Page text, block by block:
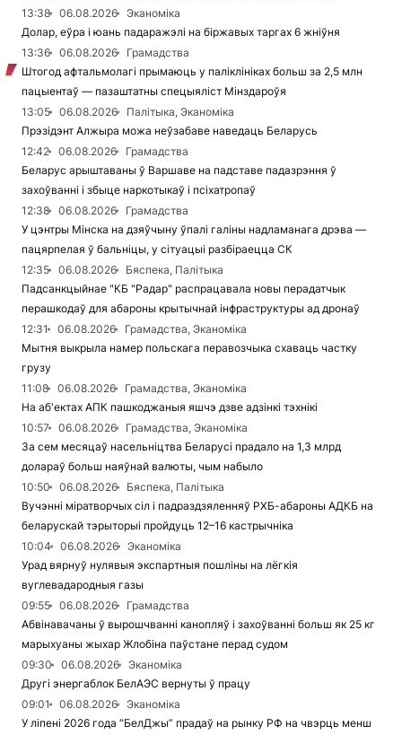
13:38
06.08.2026
Эканоміка
Долар, еўра і юань падаражэлі на біржавых таргах 6 жніўня
13:36
06.08.2026
Грамадства
Штогод афтальмолагі прымаюць у паліклініках больш за 2,5 млн
пацыентаў — пазаштатны спецыяліст Мінздароўя
13:05
06.08.2026
Палітыка, Эканоміка
Прэзідэнт Алжыра можа неўзабаве наведаць Беларусь
12:42
06.08.2026
Грамадства
Беларус арыштаваны ў Варшаве на падставе падазрэння ў
захоўванні і збыце наркотыкаў і псіхатропаў
12:38
06.08.2026
Грамадства
У цэнтры Мінска на дзяўчыну ўпалі галіны надламанага дрэва —
пацярпелая ў бальніцы, у сітуацыі разбіраецца СК
12:35
06.08.2026
Бяспека, Палітыка
Падсанкцыйнае "КБ "Радар" распрацавала новы перадатчык
перашкодаў для абароны крытычнай інфраструктуры ад дронаў
12:31
06.08.2026
Грамадства, Эканоміка
Мытня выкрыла намер польскага перавозчыка схаваць частку
грузу
11:08
06.08.2026
Грамадства, Эканоміка
На аб'ектах АПК пашкоджаныя яшчэ дзве адзінкі тэхнікі
10:57
06.08.2026
Грамадства, Эканоміка
За сем месяцаў насельніцтва Беларусі прадало на 1,3 млрд
долараў больш наяўнай валюты, чым набыло
10:50
06.08.2026
Бяспека, Палітыка
Вучэнні міратворчых сіл і падраздзяленняў РХБ-абароны АДКБ на
беларускай тэрыторыі пройдуць 12–16 кастрычніка
10:04
06.08.2026
Эканоміка
Урад вярнуў нулявыя экспартныя пошліны на лёгкія
вуглевадародныя газы
09:55
06.08.2026
Грамадства
Абвінавачаны ў вырошчванні канопляў і захоўванні больш як 25 кг
марыхуаны жыхар Жлобіна паўстане перад судом
09:30
06.08.2026
Эканоміка
Другі энергаблок БелАЭС вернуты ў працу
09:01
06.08.2026
Эканоміка
У ліпені 2026 года “БелДжы” прадаў на рынку РФ на чвэрць менш